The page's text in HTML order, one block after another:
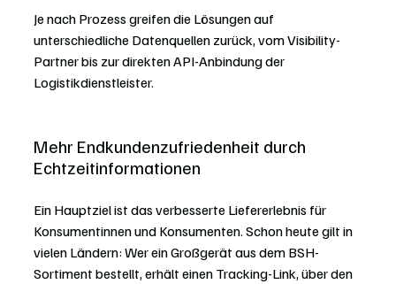
Je nach Prozess greifen die Lösungen auf
unterschiedliche Datenquellen zurück, vom Visibility-
Partner bis zur direkten API-Anbindung der
Logistikdienstleister.
Mehr Endkundenzufriedenheit durch
Echtzeitinformationen
Ein Hauptziel ist das verbesserte Liefererlebnis für
Konsumentinnen und Konsumenten. Schon heute gilt in
vielen Ländern: Wer ein Großgerät aus dem BSH-
Sortiment bestellt, erhält einen Tracking-Link, über den